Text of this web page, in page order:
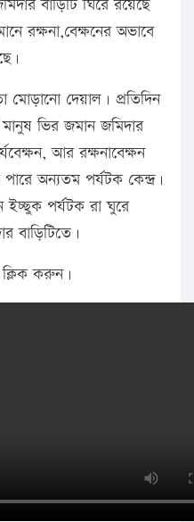
বাড়িটি ঘিরে রয়েছে
রক্ষনা,বেক্ষনের অভাবে
মোড়ানো দেয়াল। প্রতিদিন
ভির জমান জমিদার
আর রক্ষনাবেক্ষন
অন্যতম পর্যটক কেন্দ্র।
ইচ্ছুক পর্যটক রা ঘুরে
বাড়িটিতে।
করুন।